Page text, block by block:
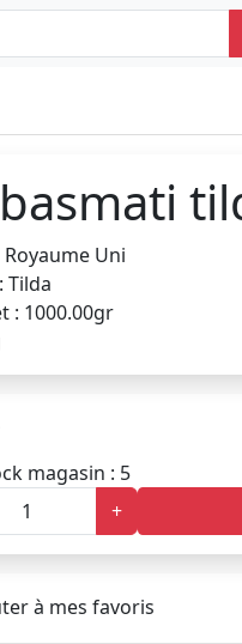
Uni
Tilda
: 1000.00gr
magasin : 5
+
à mes favoris